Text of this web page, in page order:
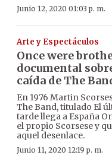
Junio 12, 2020 01:03 p. m.
Arte y Espectáculos
Once were
documental
caída de The
En 1976 Martin
The Band, titulado El
tarde llega a España
el propio Scorsese y
aquel desenlace.
Junio 11, 2020 12:19 p. m.